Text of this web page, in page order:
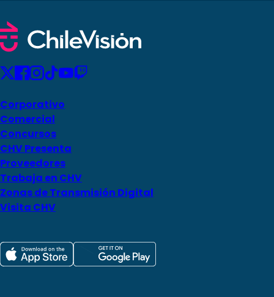
Corporativo
Comercial
Concursos
CHV Presenta
Proveedores
Trabaja en CHV
Zonas de Transmisión Digital
Visita CHV